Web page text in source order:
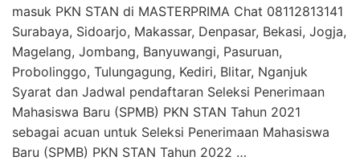
masuk PKN STAN di MASTERPRIMA Chat 08112813141
Surabaya, Sidoarjo, Makassar, Denpasar, Bekasi, Jogja,
Magelang, Jombang, Banyuwangi, Pasuruan,
Probolinggo, Tulungagung, Kediri, Blitar, Nganjuk
Syarat dan Jadwal pendaftaran Seleksi Penerimaan
Mahasiswa Baru (SPMB) PKN STAN Tahun 2021
sebagai acuan untuk Seleksi Penerimaan Mahasiswa
Baru (SPMB) PKN STAN Tahun 2022 …